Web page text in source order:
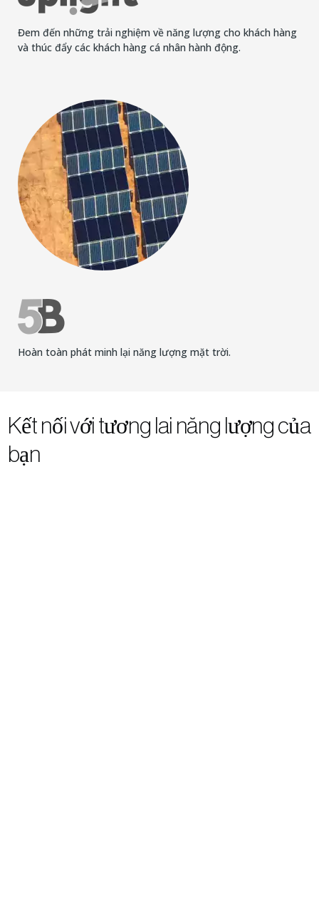
Đem đến những trải nghiệm về năng lượng cho khách hàng
và thúc đẩy các khách hàng cá nhân hành động.
Hoàn toàn phát minh lại năng lượng mặt trời.
Kết nối với tương lai năng lượng của
bạn